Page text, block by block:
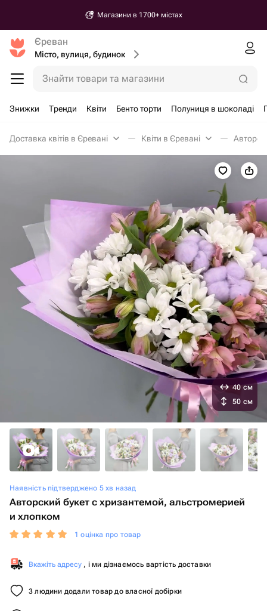
Магазини в 1700+ містах
Єреван
Місто, вулиця, будинок
Знайти товари та магазини
Знижки Тренди Квіти Бенто торти Полуниця в шоколаді
Доставка квітів в Єревані Квіти в Єревані
Наявність підтверджено 5 хв назад
Авторский букет с хризантемой, альстромерией
и хлопком
1 оцінка про товар
Вкажіть адресу , і ми дізнаємось вартість доставки
3 людини додали товар до власної добірки
40 см
50 см